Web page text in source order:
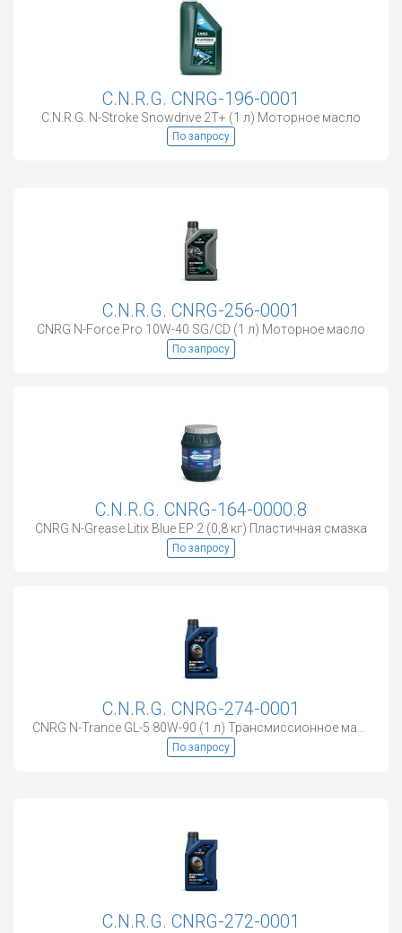
C.N.R.G. CNRG-196-0001
C.N.R.G. N-Stroke Snowdrive 2T+ (1 л) Моторное масло
По запросу
C.N.R.G. CNRG-256-0001
CNRG N-Force Pro 10W-40 SG/CD (1 л) Моторное масло
По запросу
C.N.R.G. CNRG-164-0000.8
CNRG N-Grease Litix Blue EP 2 (0,8 кг) Пластичная смазка
По запросу
C.N.R.G. CNRG-274-0001
По запросу
C.N.R.G. CNRG-272-0001